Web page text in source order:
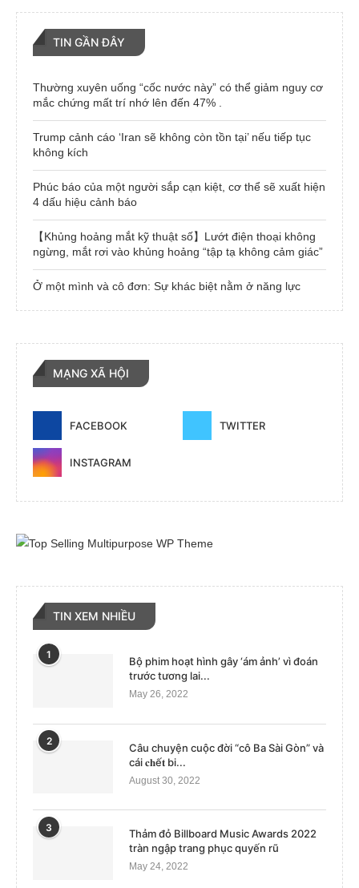
TIN GẦN ĐÂY
Thường xuyên uống “cốc nước này” có thể giảm nguy cơ
mắc chứng mất trí nhớ lên đến 47% .
Trump cảnh cáo ‘Iran sẽ không còn tồn tại’ nếu tiếp tục
không kích
Phúc báo của một người sắp cạn kiệt, cơ thể sẽ xuất hiện
4 dấu hiệu cảnh báo
【Khủng hoảng mắt kỹ thuật số】Lướt điện thoại không
ngừng, mắt rơi vào khủng hoảng “tập tạ không cảm giác”
Ở một mình và cô đơn: Sự khác biệt nằm ở năng lực
MẠNG XÃ HỘI
FACEBOOK TWITTER
INSTAGRAM
TIN XEM NHIỀU
1
Bộ phim hoạt hình gây ‘ám ảnh’ vì đoán
trước tương lai...
May 26, 2022
2
Câu chuyện cuộc đời “cô Ba Sài Gòn” và
cái 𝐜𝐡ế𝐭 bi...
August 30, 2022
3
Thảm đỏ Billboard Music Awards 2022
tràn ngập trang phục quyến rũ
May 24, 2022